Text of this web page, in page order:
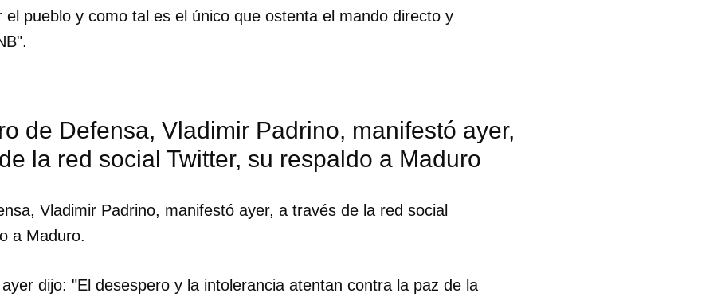
como favorito
poder guardar como favorito, primero has de iniciar sesión con tu
el pueblo y como tal es el único que ostenta el mando directo y
de Defensa, Vladimir Padrino, manifestó ayer,
la red social Twitter, su respaldo a Maduro
Vladimir Padrino, manifestó ayer, a través de la red social
a Maduro.
dijo: "El desespero y la intolerancia atentan contra la paz de la